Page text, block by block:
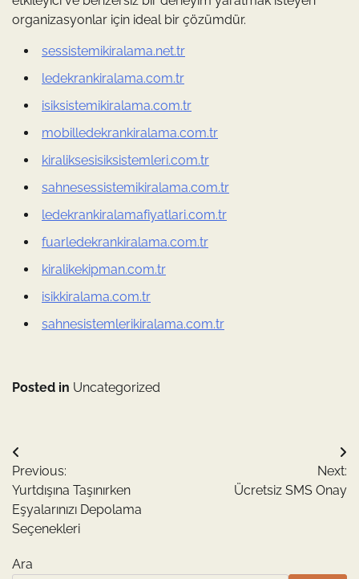
organizasyonlar için ideal bir çözümdür.
sessistemikiralama.net.tr
ledekrankiralama.com.tr
isiksistemikiralama.com.tr
mobilledekrankiralama.com.tr
kiraliksesisiksistemleri.com.tr
sahnesessistemikiralama.com.tr
ledekrankiralamafiyatlari.com.tr
fuarledekrankiralama.com.tr
kiralikekipman.com.tr
isikkiralama.com.tr
sahnesistemlerikiralama.com.tr
Posted in Uncategorized
Yazı
gezinmesi
Previous:
Yurtdışına Taşınırken
Eşyalarınızı Depolama
Seçenekleri
Next:
Ücretsiz SMS Onay
Ara